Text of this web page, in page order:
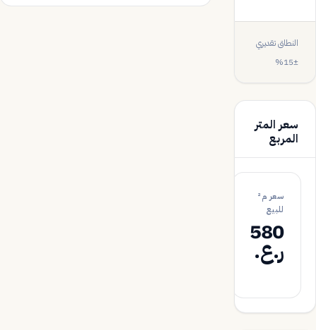
النطاق تقديري
±15%
سعر المتر
المربع
سعر م²
للبيع
580
ر.ع.